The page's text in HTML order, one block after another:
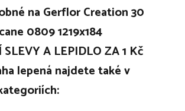
na Gerflor Creation 30
0809 1219x184
A LEPIDLO ZA 1 Kč
lepená najdete také v